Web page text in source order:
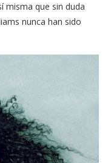
misma que sin duda
nunca han sido